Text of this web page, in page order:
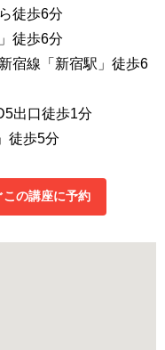
徒歩6分
徒歩6分
宿線「新宿駅」徒歩6
出口徒歩1分
徒歩5分
の講座に予約